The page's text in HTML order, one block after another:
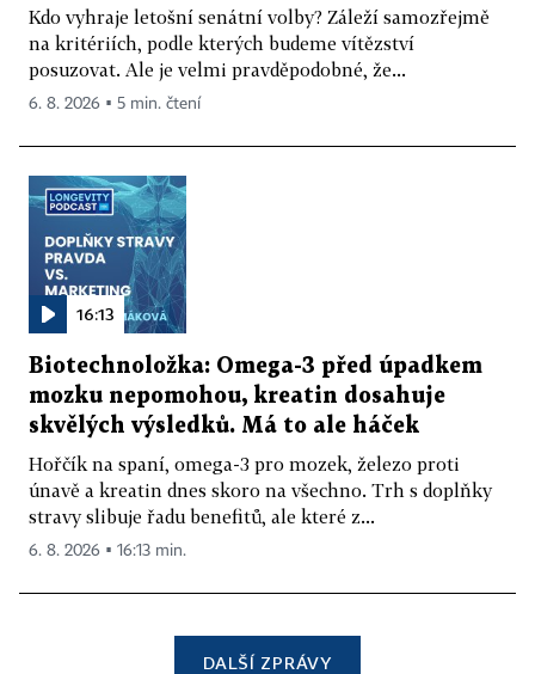
Kdo vyhraje letošní senátní volby? Záleží samozřejmě
na kritériích, podle kterých budeme vítězství
posuzovat. Ale je velmi pravděpodobné, že...
6. 8. 2026 ▪ 5 min. čtení
16:13
Biotechnoložka: Omega-3 před úpadkem
mozku nepomohou, kreatin dosahuje
skvělých výsledků. Má to ale háček
Hořčík na spaní, omega-3 pro mozek, železo proti
únavě a kreatin dnes skoro na všechno. Trh s doplňky
stravy slibuje řadu benefitů, ale které z...
6. 8. 2026 ▪ 16:13 min.
DALŠÍ ZPRÁVY